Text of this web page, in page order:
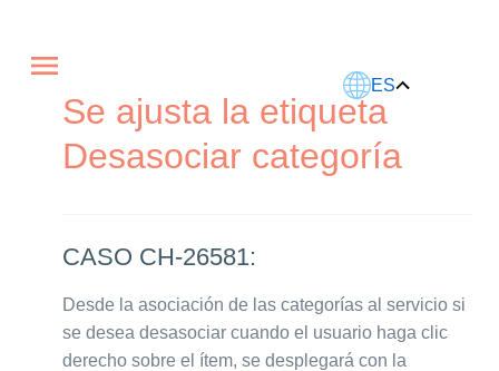
ES
Se ajusta la etiqueta
Desasociar categoría
CASO CH-26581:
Desde la asociación de las categorías al servicio si
se desea desasociar cuando el usuario haga clic
derecho sobre el ítem, se desplegará con la